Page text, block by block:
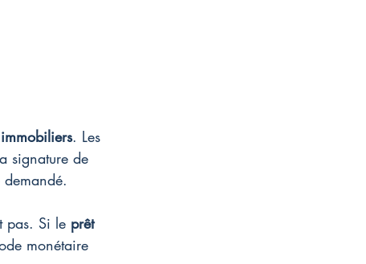
. Les
signature de
pas. Si le prêt
monétaire